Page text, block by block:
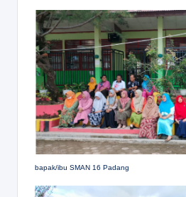
bapak/ibu SMAN 16 Padang